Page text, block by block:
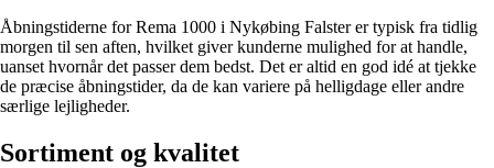
Åbningstiderne for Rema 1000 i Nykøbing Falster er typisk fra tidlig
morgen til sen aften, hvilket giver kunderne mulighed for at handle,
uanset hvornår det passer dem bedst. Det er altid en god idé at tjekke
de præcise åbningstider, da de kan variere på helligdage eller andre
særlige lejligheder.
Sortiment og kvalitet